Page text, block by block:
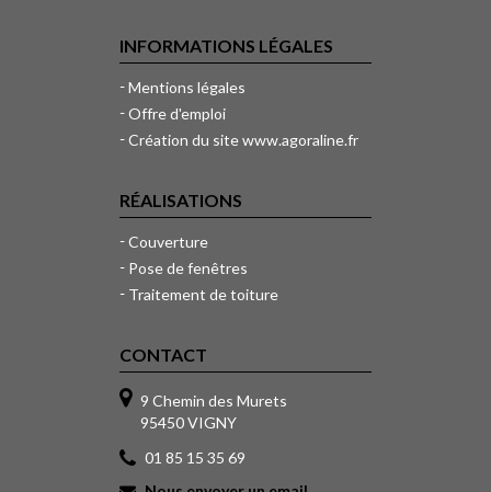
INFORMATIONS LÉGALES
Mentions légales
Offre d'emploi
Création du sitewww.agoraline.fr
RÉALISATIONS
Couverture
Pose de fenêtres
Traitement de toiture
CONTACT
9 Chemin des Murets
95450 VIGNY
01 85 15 35 69